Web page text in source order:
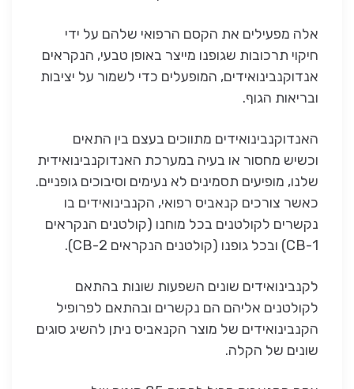
אלה מפעילים את הקסם הרפואי שלהם על ידי
חיקוי תרכובות שגופנו מייצר באופן טבעי, הנקראים
אנדוקנבינואידים, המופעלים כדי לשמור על יציבות
ובריאות הגוף.
האנדוקנבינואידים מתווכים בעצם בין התאים
וכשיש מחסור או בעיה במערכת האנדוקנבינואידית
שלנו, מופיעים תסמינים לא נעימים וסיבוכים גופניים.
כאשר צורכים קנאביס רפואי, הקנבינואידים בו
נקשרים לקולטנים בכל מוחנו (קולטנים הנקראים
1-CB) ובכל גופנו (קולטנים הנקראים 2-CB).
לקנבינואידים שונים השפעות שונות בהתאם
לקולטנים אליהם הם נקשרים ובהתאם לפרופיל
הקנבינואידים של מוצר הקנאביס ניתן להשיג סוגים
שונים של הקלה.